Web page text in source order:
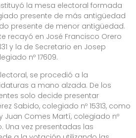
la mesa electoral formada
presente de más antigüedad
presente de menor antigüedad.
recayó en José Francisco Orero
y la de Secretario en Josep
nº 17609.
se procedió a la
a mano alzada. De los
solo decide presentar
Sabido, colegiado nº 15313, como
Juan Comes Martí, colegiado nº
Una vez presentadas las